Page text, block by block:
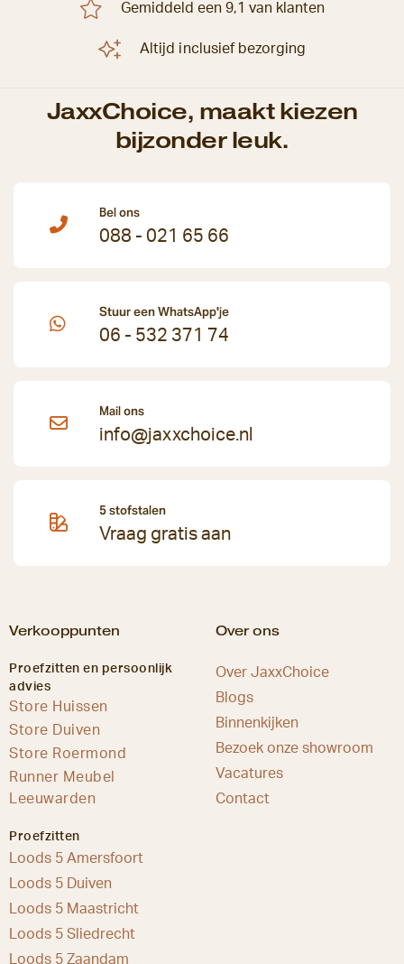
Gemiddeld een 9,1 van klanten
Altijd inclusief bezorging
JaxxChoice, maakt kiezen
bijzonder leuk.
Bel ons
088 - 021 65 66
Stuur een WhatsApp'je
06 - 532 371 74
Mail ons
info@jaxxchoice.nl
5 stofstalen
Vraag gratis aan
Verkooppunten
Proefzitten en persoonlijk
advies
Store Huissen
Store Duiven
Store Roermond
Runner Meubel
Leeuwarden
Proefzitten
Loods 5 Amersfoort
Loods 5 Duiven
Loods 5 Maastricht
Loods 5 Sliedrecht
Loods 5 Zaandam
Over ons
Over JaxxChoice
Blogs
Binnenkijken
Bezoek onze showroom
Vacatures
Contact